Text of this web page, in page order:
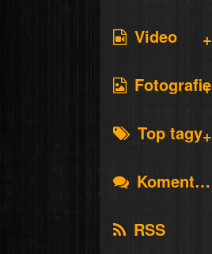
Video
Fotografie
Top tagy
Komentáře
RSS